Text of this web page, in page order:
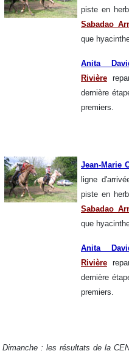
piste en
Sabadao
que
Anita
Rivière
dernière
premiers.
Jean-Marie
ligne
piste en
Sabadao
que
Anita
Rivière
dernière
premiers.
Dimanche : les résultats de la